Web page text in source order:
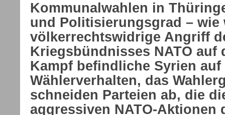
Kommunalwahlen in
und Politisierungsgrad –
völkerrechtswidrige Angriff
Kriegsbündnisses NATO auf
Kampf befindliche Syrien auf
Wählerverhalten, das
schneiden Parteien ab, die
aggressiven NATO-Aktionen